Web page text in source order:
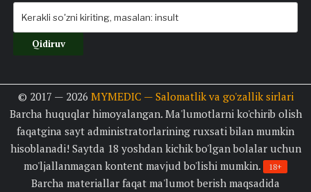
© 2017 — 2026 MYMEDIC — Salomatlik va go'zallik sirlari
Barcha huquqlar himoyalangan. Ma'lumotlarni ko'chirib olish
faqatgina sayt administratorlarining ruxsati bilan mumkin
hisoblanadi! Saytda 18 yoshdan kichik bo'lgan bolalar uchun
mo'ljallanmagan kontent mavjud bo'lishi mumkin.
18+
Barcha materiallar faqat ma'lumot berish maqsadida